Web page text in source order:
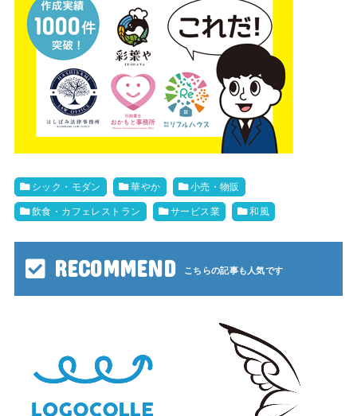
シック・モダン 華やか 小売・物販
飲食・カフェレストラン サービス業 和風
RECOMMEND